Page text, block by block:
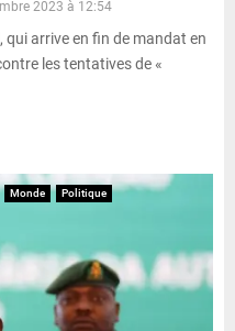
2023 à 12:54
qui arrive en fin de mandat en
les tentatives de «
Monde Politique